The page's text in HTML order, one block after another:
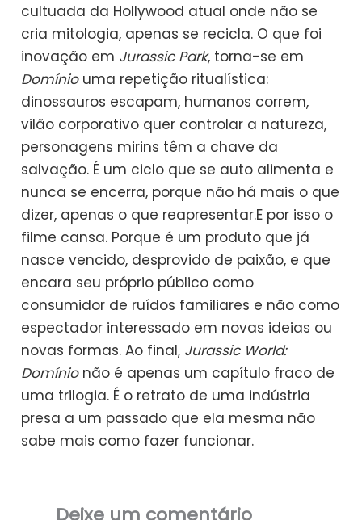
cultuada da Hollywood atual onde não se
cria mitologia, apenas se recicla. O que foi
inovação em Jurassic Park, torna-se em
Domíniouma repetição ritualística:
dinossauros escapam, humanos correm,
vilão corporativo quer controlar a natureza,
personagens mirins têm a chave da
salvação. É um ciclo que se auto alimenta e
nunca se encerra, porque não há mais o que
dizer, apenas o que reapresentar.E por isso o
filme cansa. Porque é um produto que já
nasce vencido, desprovido de paixão, e que
encara seu próprio público como
consumidor de ruídos familiares e não como
espectador interessado em novas ideias ou
novas formas. Ao final, Jurassic World:
Domínionão é apenas um capítulo fraco de
uma trilogia. É o retrato de uma indústria
presa a um passado que ela mesma não
sabe mais como fazer funcionar.
Deixe um comentário